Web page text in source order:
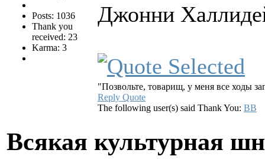
Posts: 1036
Thank you
received: 23
Karma: 3
Джонни
"Позвольте, товарищ, у меня все ходы
Reply Quote
The following user(s) said Thank You: BB
Всякая культурная